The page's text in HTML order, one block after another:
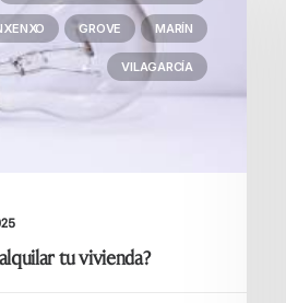
GROVE MARÍN
VILAGARCÍA
tu vivienda?